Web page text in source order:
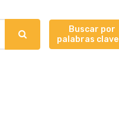
Buscar por
palabras clave